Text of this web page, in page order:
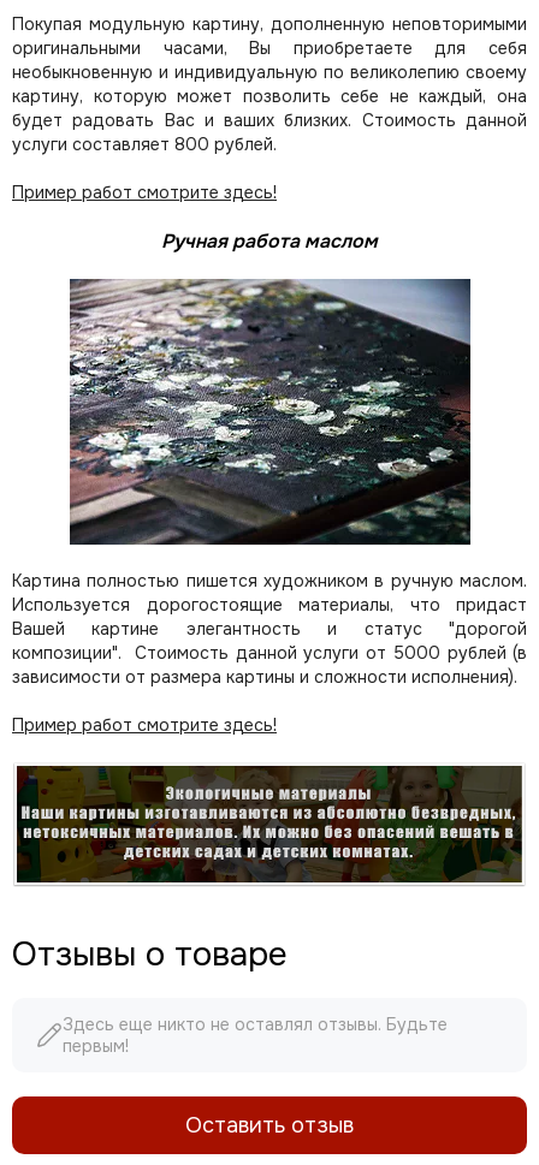
Покупая модульную картину, дополненную неповторимыми
оригинальными часами, Вы приобретаете для себя
необыкновенную и индивидуальную по великолепию своему
картину, которую может позволить себе не каждый, она
будет радовать Вас и ваших близких. Стоимость данной
услуги составляет 800 рублей.
Пример работ смотрите здесь!
Ручная работа маслом
Картина полностью пишется художником в ручную маслом.
Используется дорогостоящие материалы, что придаст
Вашей картине элегантность и статус "дорогой
композиции". Стоимость данной услуги от 5000 рублей (в
зависимости от размера картины и сложности исполнения).
Пример работ смотрите здесь!
Отзывы о товаре
Здесь еще никто не оставлял отзывы. Будьте
первым!
Оставить отзыв